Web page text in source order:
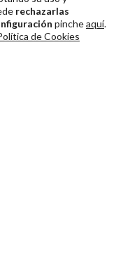
rechazarlas
pincheaquí.
de Cookies